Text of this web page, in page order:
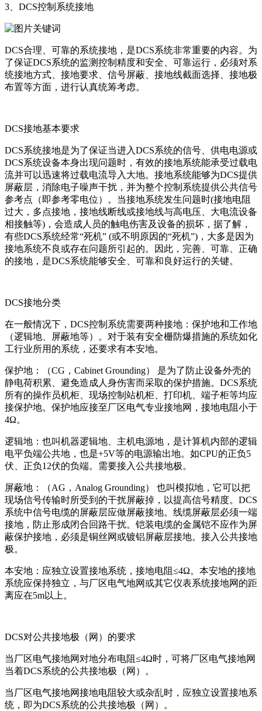
3、DCS控制系统接地
DCS合理、可靠的系统接地，是DCS系统非常重要的内容。为
了保证DCS系统的监测控制精度和安全、可靠运行，必须对系
统接地方式、接地要求、信号屏蔽、接地线截面选择、接地极
布置等方面，进行认真统筹考虑。
DCS接地基本要求
DCS系统接地是为了保证当进入DCS系统的信号、供电电源或
DCS系统设备本身出现问题时，有效的接地系统能承受过载电
流并可以迅速将过载电流导入大地。接地系统能够为DCS提供
屏蔽层，消除电子噪声干扰，并为整个控制系统提供公共信号
参考点（即参考零电位）。当接地系统发生问题时(接地电阻
过大，多点接地，接地线断线或接地线与高电压、大电流设备
相接触等)，会造成人员的触电伤害及设备的损坏，据了解，
有些DCS系统经常“死机” (或不明原因的“死机”)，大多是因为
接地系统不良或存在问题所引起的。因此，完善、可靠、正确
的接地，是DCS系统能够安全、可靠和良好运行的关键。
DCS接地分类
在一般情况下，DCS控制系统需要两种接地：保护地和工作地
（逻辑地、屏蔽地等）。对于装有安全栅防爆措施的系统如化
工行业所用的系统，还要求有本安地。
保护地：（CG，Cabinet Grounding） 是为了防止设备外壳的
静电荷积累、避免造成人身伤害而采取的保护措施。DCS系统
所有的操作员机柜、现场控制站机柜、打印机、端子柜等均应
接保护地。保护地应接至厂区电气专业接地网，接地电阻小于
4Ω。
逻辑地：也叫机器逻辑地、主机电源地，是计算机内部的逻辑
电平负端公共地，也是+5V等的电源输出地。如CPU的正负5
伏、正负12伏的负端。需要接入公共接地极。
屏蔽地：（AG，Analog Grounding） 也叫模拟地，它可以把
现场信号传输时所受到的干扰屏蔽掉，以提高信号精度。DCS
系统中信号电缆的屏蔽层应做屏蔽接地。线缆屏蔽层必须一端
接地，防止形成闭合回路干扰。铠装电缆的金属铠不应作为屏
蔽保护接地，必须是铜丝网或镀铝屏蔽层接地。接入公共接地
极。
本安地：应独立设置接地系统，接地电阻≤4Ω。本安地的接地
系统应保持独立，与厂区电气地网或其它仪表系统接地网的距
离应在5m以上。
DCS对公共接地极（网）的要求
当厂区电气接地网对地分布电阻≤4Ω时，可将厂区电气接地网
当着DCS系统的公共接地极（网）。
当厂区电气接地网接地电阻较大或杂乱时，应独立设置接地系
统，即为DCS系统的公共接地极（网）。